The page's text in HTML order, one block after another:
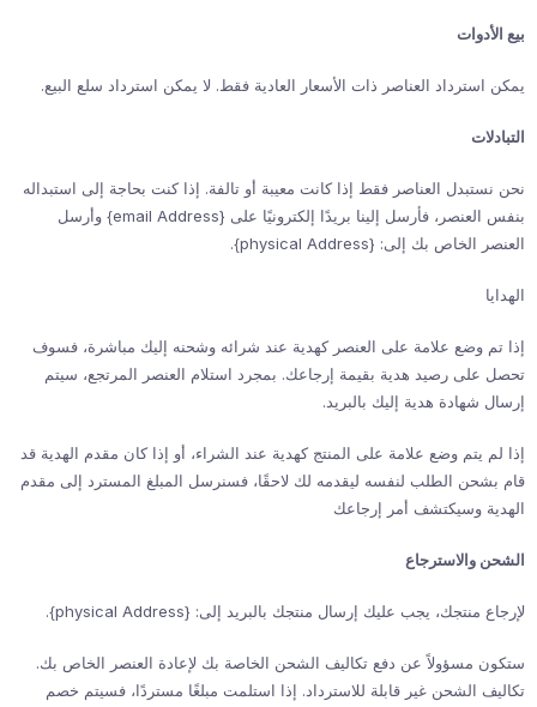
بيع الأدوات
يمكن استرداد العناصر ذات الأسعار العادية فقط. لا يمكن استرداد سلع البيع.
التبادلات
نحن نستبدل العناصر فقط إذا كانت معيبة أو تالفة. إذا كنت بحاجة إلى استبداله
بنفس العنصر، فأرسل إلينا بريدًا إلكترونيًا على {email Address} وأرسل
العنصر الخاص بك إلى: {physical Address}.
الهدايا
إذا تم وضع علامة على العنصر كهدية عند شرائه وشحنه إليك مباشرة، فسوف
تحصل على رصيد هدية بقيمة إرجاعك. بمجرد استلام العنصر المرتجع، سيتم
إرسال شهادة هدية إليك بالبريد.
إذا لم يتم وضع علامة على المنتج كهدية عند الشراء، أو إذا كان مقدم الهدية قد
قام بشحن الطلب لنفسه ليقدمه لك لاحقًا، فسنرسل المبلغ المسترد إلى مقدم
الهدية وسيكتشف أمر إرجاعك
الشحن والاسترجاع
لإرجاع منتجك، يجب عليك إرسال منتجك بالبريد إلى: {physical Address}.
ستكون مسؤولاً عن دفع تكاليف الشحن الخاصة بك لإعادة العنصر الخاص بك.
تكاليف الشحن غير قابلة للاسترداد. إذا استلمت مبلغًا مستردًا، فسيتم خصم